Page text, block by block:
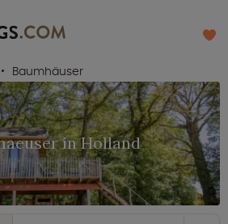
Baumhäuser
in Holland